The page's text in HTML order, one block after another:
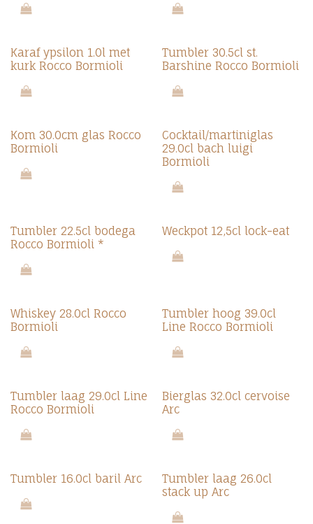
Karaf ypsilon 1.0l met
kurk Rocco Bormioli
Tumbler 30.5cl st.
Barshine Rocco Bormioli
Kom 30.0cm glas Rocco
Bormioli
Cocktail/martiniglas
29.0cl bach luigi
Bormioli
Tumbler 22.5cl bodega
Rocco Bormioli *
Weckpot 12,5cl lock-eat
Whiskey 28.0cl Rocco
Bormioli
Tumbler hoog 39.0cl
Line Rocco Bormioli
Tumbler laag 29.0cl Line
Rocco Bormioli
Bierglas 32.0cl cervoise
Arc
Tumbler 16.0cl baril Arc
Tumbler laag 26.0cl
stack up Arc